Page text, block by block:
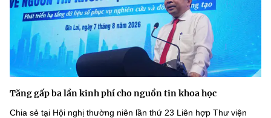
Tăng gấp ba lần kinh phí cho nguồn tin khoa học
Chia sẻ tại Hội nghị thường niên lần thứ 23 Liên hợp Thư viện